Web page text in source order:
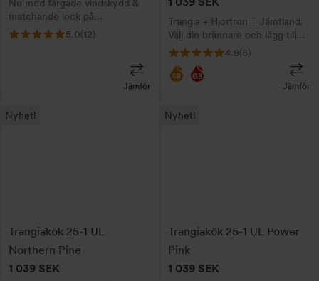
Nu med färgade vindskydd &
matchande lock på
kaffepannan. Exklusivt för Bygg
Instruktioner i beskrivningen.
5.0(12)
Jämför
Trangia + Hjortron = Jämtland.
Välj din brännare och lägg till
gravyr här!
4.8(8)
kan
väljas
på
produktsidan
Jämför
Trangiakök 25-1 UL
Northern Pine
1 039 SEK
Nyhet!
här
olika
alternativen
kan
Trangiakök 25-1 UL Power
Pink
1 039 SEK
Nyhet!
här
olika
alternativen
kan